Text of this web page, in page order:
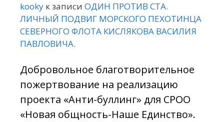
kooky к записи ОДИН ПРОТИВ СТА.
ЛИЧНЫЙ ПОДВИГ МОРСКОГО ПЕХОТИНЦА
СЕВЕРНОГО ФЛОТА КИСЛЯКОВА ВАСИЛИЯ
ПАВЛОВИЧА.
Добровольное благотворительное
пожертвование на реализацию
проекта «Анти-буллинг» для СРОО
«Новая общность-Наше Единство».